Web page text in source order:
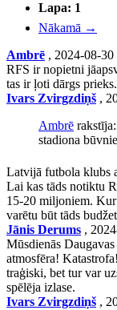
Lapa: 1
Nākamā →
Ambrē , 2024-08-
RFS ir nopietni
tas ir ļoti dārgs prieks.
Ivars Zvirgzdiņš ,
Ambrē
stadiona
Latvijā futbola klubs
Lai kas tāds notiktu
15-20 miljoniem. Kur
varētu būt tāds
Jānis Derums ,
Mūsdienās
atmosfēra!
traģiski, bet tur var
spēlēja izlase.
Ivars Zvirgzdiņš ,